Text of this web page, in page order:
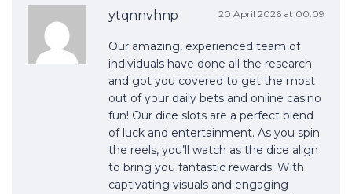
ytqnnvhnp 20 April 2026 at 00:09
Our amazing, experienced team of
individuals have done all the research
and got you covered to get the most
out of your daily bets and online casino
fun! Our dice slots are a perfect blend
of luck and entertainment. As you spin
the reels, you’ll watch as the dice align
to bring you fantastic rewards. With
captivating visuals and engaging